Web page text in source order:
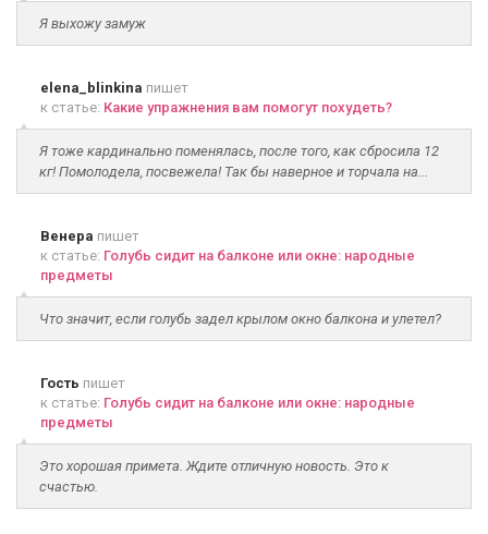
Я выхожу замуж
elena_blinkina пишет
к статье: Какие упражнения вам помогут похудеть?
Я тоже кардинально поменялась, после того, как сбросила 12
кг! Помолодела, посвежела! Так бы наверное и торчала на...
Венера пишет
к статье: Голубь сидит на балконе или окне: народные
предметы
Что значит, если голубь задел крылом окно балкона и улетел?
Гость пишет
к статье: Голубь сидит на балконе или окне: народные
предметы
Это хорошая примета. Ждите отличную новость. Это к
счастью.